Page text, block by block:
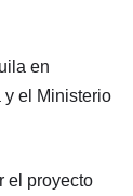
en
y el Ministerio
el proyecto